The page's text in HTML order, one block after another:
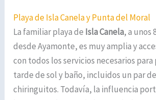
Playa de Isla Canela y Punta del Moral
La familiar playa de Isla Canela, a unos
desde Ayamonte, es muy amplia y
con todos los servicios necesarios para
tarde de sol y baño, incluidos un par
chiringuitos. Todavía, la influencia